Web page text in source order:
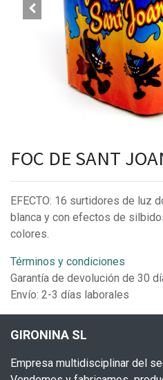
FOC DE SANT
EFECTO: 16 surtidores de luz
blanca y con efectos de
colores.
Términos y condiciones
Garantía de devolución de 30
Envío: 2-3 días laborales
GIRONINA SL
Empresa multidisciplinar del